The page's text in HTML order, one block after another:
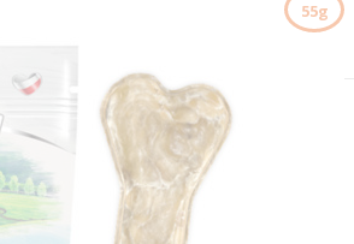
55g